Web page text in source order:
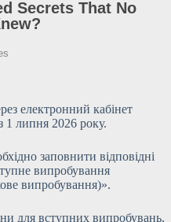
електронний кабінет
1 липня 2026 року.
заповнити відповідні
випробування
випробування)».
для вступних випробувань,